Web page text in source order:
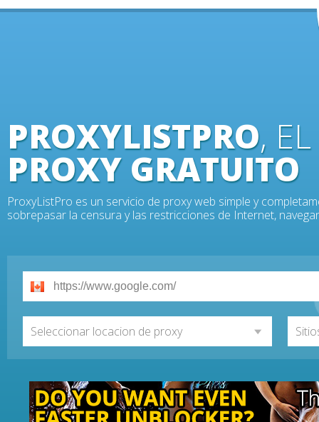
PROXYLISTPRO,
PROXY GRATUITO
ProxyListPro es un servicio de proxy web simple y
sobrepasar la censura y las restricciones de Internet,
Seleccionar locacion de proxy